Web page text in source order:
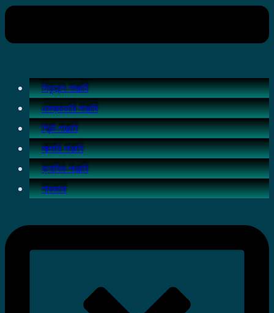
সিকুয়েন্স পাঞ্জাবি
এমব্রয়ডারি পাঞ্জাবি
প্রিন্ট পাঞ্জাবি
লাক্সারি পাঞ্জাবি
ক্লাসিক পাঞ্জাবি
পায়জামা